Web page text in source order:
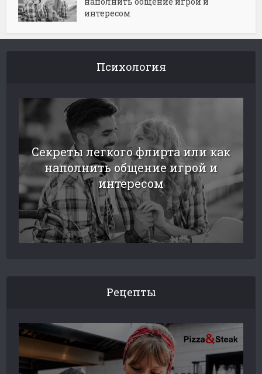
интересом
Психология
Секреты легкого флирта или как
наполнить общение игрой и
интересом
Рецепты